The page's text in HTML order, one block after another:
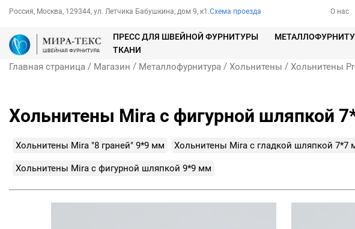
Россия, Москва, 129344, ул. Летчика Бабушкина, дом 9, к1.Схема проезда О нас
ПРЕСС ДЛЯ ШВЕЙНОЙ ФУРНИТУРЫ
ТКАНИ
Главная страница / Магазин / Металлофурнитура / Хольнитены / Хольнитены
Хольнитены Mira с фигурной шляпкой
Хольнитены Mira "8 граней" 9*9 мм Хольнитены Mira с гладкой шляпкой 7*7
Хольнитены Mira с фигурной шляпкой 9*9 мм